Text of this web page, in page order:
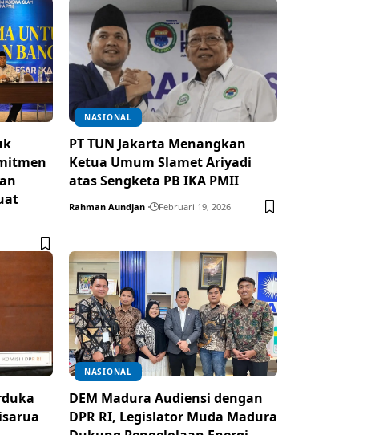
NASIONAL
PT TUN Jakarta Menangkan
Ketua Umum Slamet Ariyadi
atas Sengketa PB IKA PMII
Rahman Aundjan Februari 19, 2026
NASIONAL
DEM Madura Audiensi dengan
DPR RI, Legislator Muda Madura